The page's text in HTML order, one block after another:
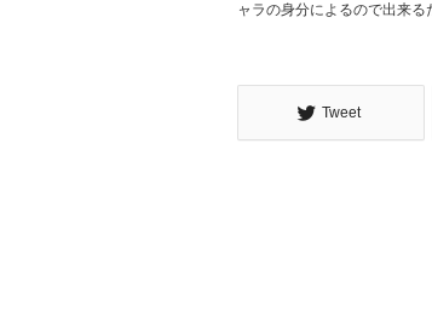
ャラの身分によるので出来る
Tweet